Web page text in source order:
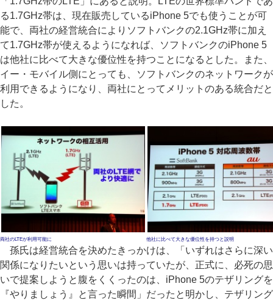
る1.7GHz帯は、現在販売しているiPhone 5でも使うことが可
能で、両社の経営統合によりソフトバンクの2.1GHz帯に加え
て1.7GHz帯が使えるようになれば、ソフトバンクのiPhone 5
は他社に比べて大きな優位性を持つことになるとした。また、
イー・モバイル側にとっても、ソフトバンクのネットワークが
利用できるようになり、両社にとってメリットのある統合だと
した。
両社のLTEが利用可能に 他社に比べて大きな優位性を持つと説明
孫氏は経営統合を決めたきっかけは、「いずれはさらに深い
関係になりたいという思いは持っていたが、正式に、必死の思
いで提案しようと腹をくくったのは、iPhone 5のテザリングを
『やりましょう』と言った瞬間」だったと明かし、テザリング